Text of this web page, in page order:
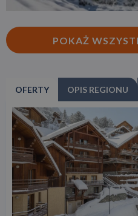
POKAŻ
OFERTY OPIS REGIONU